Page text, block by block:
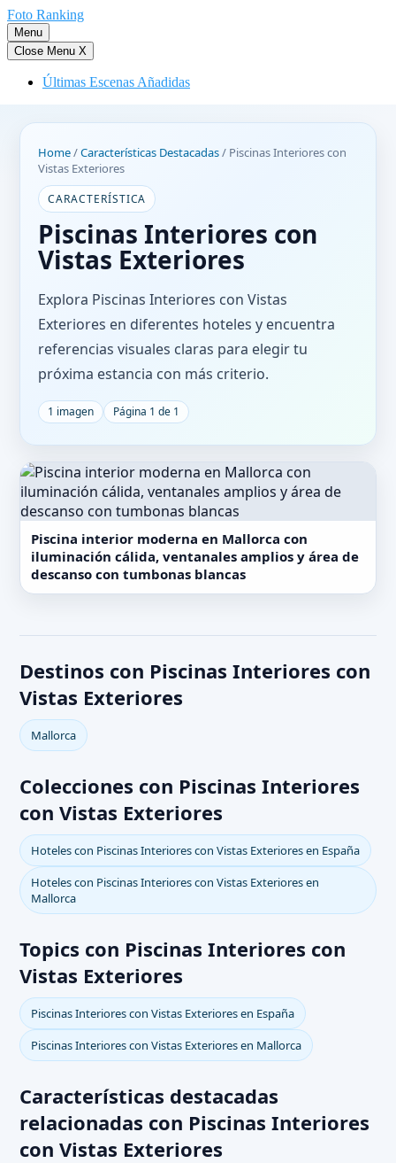
Saltar
al
contenido
Foto Ranking
Menu
Close Menu X
Últimas Escenas Añadidas
Home/Características Destacadas/ Piscinas Interiores con
Vistas Exteriores
CARACTERÍSTICA
Piscinas Interiores con
Vistas Exteriores
Explora Piscinas Interiores con Vistas
Exteriores en diferentes hoteles y encuentra
referencias visuales claras para elegir tu
próxima estancia con más criterio.
1 imagen Página 1 de 1
Piscina interior moderna en Mallorca con
iluminación cálida, ventanales amplios y área de
descanso con tumbonas blancas
Destinos con Piscinas Interiores con
Vistas Exteriores
Mallorca
Colecciones con Piscinas Interiores
con Vistas Exteriores
Hoteles con Piscinas Interiores con Vistas Exteriores en España
Hoteles con Piscinas Interiores con Vistas Exteriores en
Mallorca
Topics con Piscinas Interiores con
Vistas Exteriores
Piscinas Interiores con Vistas Exteriores en España
Piscinas Interiores con Vistas Exteriores en Mallorca
Características destacadas
relacionadas con Piscinas Interiores
con Vistas Exteriores